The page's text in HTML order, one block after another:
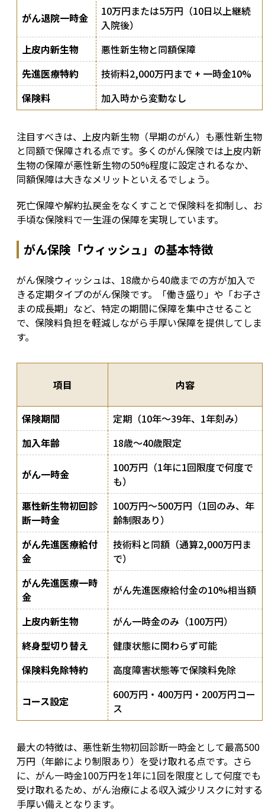
がん退院一時金
10万円または5万円（10日以上継続
入院後）
上皮内新生物
悪性新生物と同額保障
先進医療特約
技術料2,000万円まで + 一時金10%
保険料
加入時から変動なし
注目すべきは、上皮内新生物（早期のがん）も悪性新生物
と同額で保障される点です。多くのがん保険では上皮内新
生物の保障が悪性新生物の50%程度に設定されるなか、
同額保障は大きなメリットといえるでしょう。
死亡保障や解約払戻金をなくすことで保険料を抑制し、お
手頃な保険料で一生涯の保障を実現しています。
がん保険「ウィッシュ」の基本特徴
がん保険ウィッシュは、18歳から40歳までの方が加入で
きる定期タイプのがん保険です。「働き盛り」や「お子さ
まの成長期」など、特定の期間に保障を集中させること
で、保険料負担を軽減しながら手厚い保障を提供してしま
す。
項目 内容
保険期間
定期（10年〜39年、1年刻み）
加入年齢
18歳〜40歳限定
がん一時金
100万円（1年に1回限度で何度で
も）
悪性新生物初回診
断一時金
100万円〜500万円（1回のみ、年
齢制限あり）
がん先進医療給付
金
技術料と同額（通算2,000万円ま
で）
がん先進医療一時
金
がん先進医療給付金の10%相当額
上皮内新生物
がん一時金のみ（100万円）
終身型切り替え
健康状態に関わらず可能
保険料免除特約
高度障害状態等で保険料免除
コース設定
600万円・400万円・200万円コー
ス
最大の特徴は、悪性新生物初回診断一時金として最高500
万円（年齢により制限あり）を受け取れる点です。さら
に、がん一時金100万円を1年に1回を限度として何度でも
受け取れるため、がん治療による収入減少リスクに対する
手厚い備えとなります。